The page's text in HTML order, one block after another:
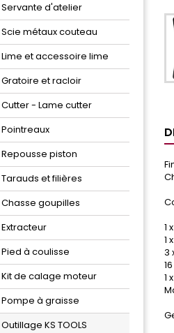
Servante d'atelier
Scie métaux couteau
Lime et accessoire lime
Gratoire et racloir
Cutter - Lame cutter
Pointreaux
Repousse piston
Tarauds et filières
Chasse goupilles
Extracteur
Pied à coulisse
Kit de calage moteur
Pompe à graisse
Outillage KS TOOLS
1
1
3
1